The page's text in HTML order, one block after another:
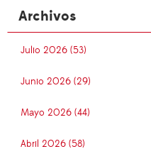
Archivos
Julio 2026 (53)
Junio 2026 (29)
Mayo 2026 (44)
Abril 2026 (58)